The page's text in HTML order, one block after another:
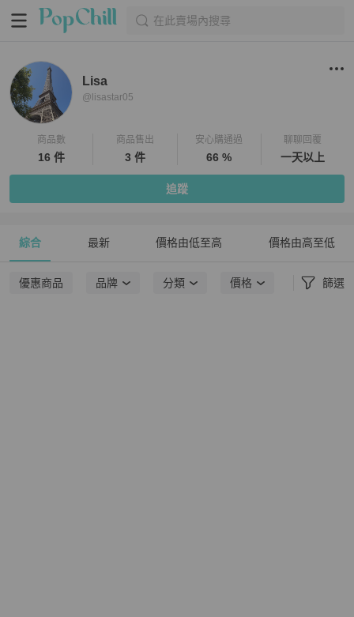
在此賣場內搜尋
Lisa
@ lisastar05
商品數
16 件
商品售出
3 件
安心購通過
66 %
聊聊回覆
一天以上
追蹤
綜合 最新 價格由低至高 價格由高至低
優惠商品 品牌 分類 價格 篩選